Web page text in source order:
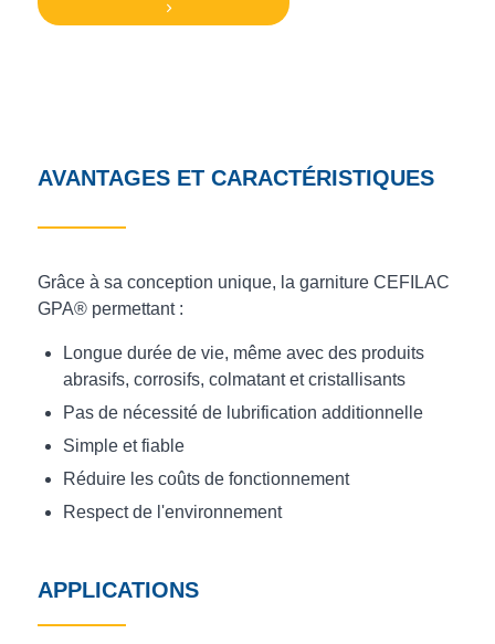
AVANTAGES ET CARACTÉRISTIQUES
Grâce à sa conception unique, la garniture CEFILAC
GPA® permettant :
Longue durée de vie, même avec des produits
abrasifs, corrosifs, colmatant et cristallisants
Pas de nécessité de lubrification additionnelle
Simple et fiable
Réduire les coûts de fonctionnement
Respect de l'environnement
APPLICATIONS